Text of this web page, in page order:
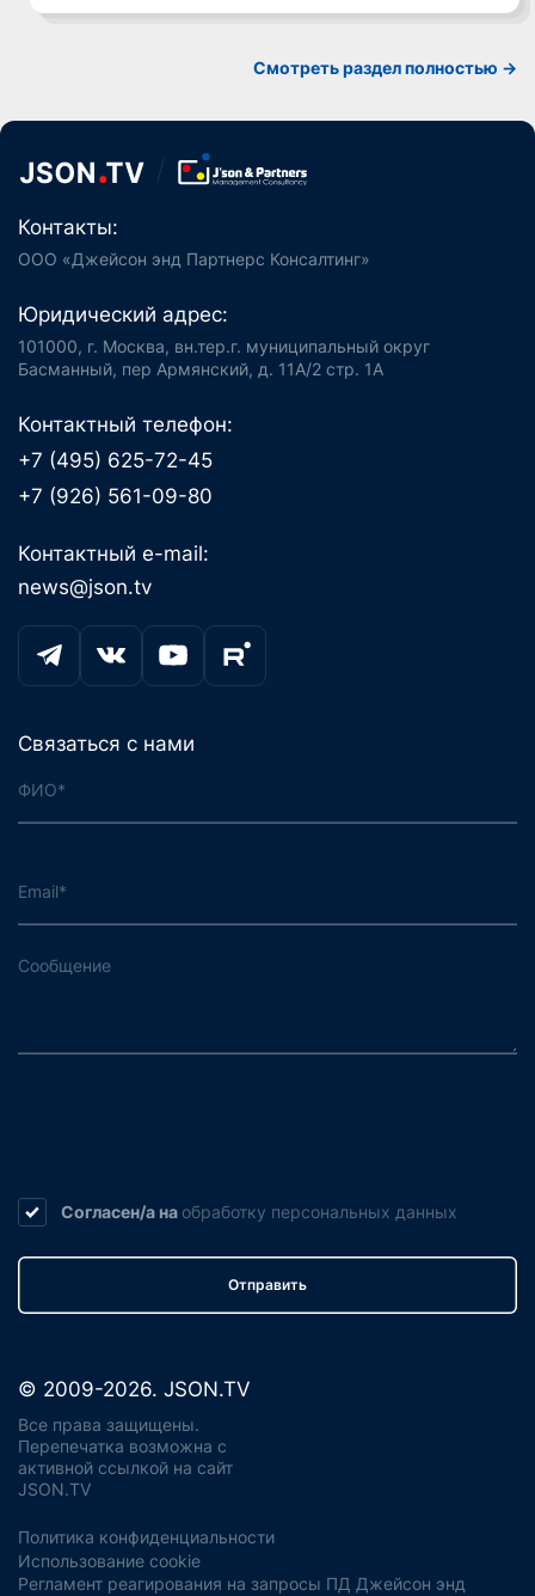
Смотреть раздел полностью ->
Контакты:
ООО «Джейсон энд Партнерс Консалтинг»
Юридический адрес:
101000, г. Москва, вн.тер.г. муниципальный округ
Басманный, пер Армянский, д. 11А/2 стр. 1А
Контактный телефон:
+7 (495) 625-72-45
+7 (926) 561-09-80
Контактный e-mail:
news@json.tv
Связаться с нами
Согласен/а на обработку персональных данных
Отправить
© 2009-2026. JSON.TV
Все права защищены.
Перепечатка возможна с
активной ссылкой на сайт
JSON.TV
Политика конфиденциальности
Использование cookie
Регламент реагирования на запросы ПД Джейсон энд